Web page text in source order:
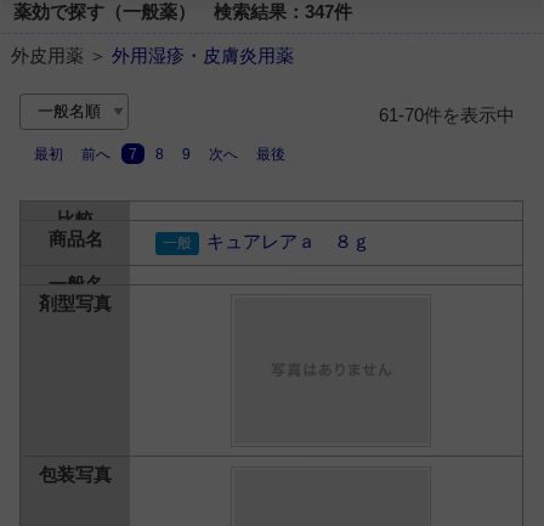
薬効で探す（一般薬） 検索結果：347件
外皮用薬 ＞ 外用湿疹・皮膚炎用薬
61-70件を表示中
最初 前へ 7 8 9 次へ 最後
キュアレアａ ８ｇ